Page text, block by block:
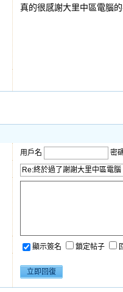
真的很感謝大里中區電腦
用戶名
密
顯示簽名 鎖定帖子